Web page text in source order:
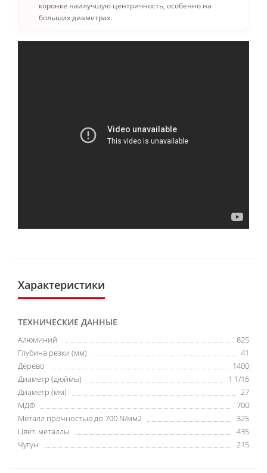
коронке наилучшую центричность, особенно на
больших диаметрах.
Характеристики
ТЕХНИЧЕСКИЕ ДАННЫЕ
Алюминий
825
Глубина резки (мм)
41
Дерево
1400
Диаметр (дюймы)
1 1/16
Диаметр (мм)
27
МДФ
700
Металл прочностью до 700 N/мм2
325
Цвет. металлы
435
Чугун
215